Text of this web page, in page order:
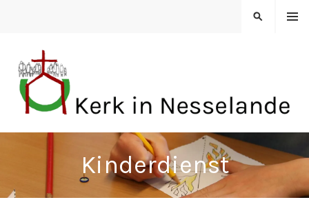
KERK IN NESSELANDE
MENU
ZOEKEN
Kinderdienst